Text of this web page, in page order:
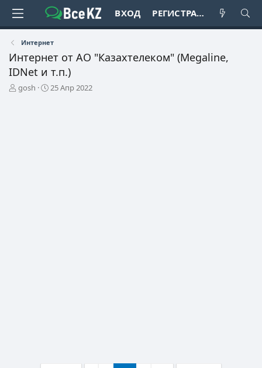
ВХОД РЕГИСТРАЦИЯ
Интернет
Интернет от АО "Казахтелеком" (Megaline,
IDNet и т.п.)
А
gosh
Д
25 Апр 2022